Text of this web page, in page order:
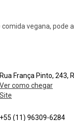
comida vegana, pode
Rua França Pinto, 243,
Ver como chegar
Site
+55 (11) 96309-6284